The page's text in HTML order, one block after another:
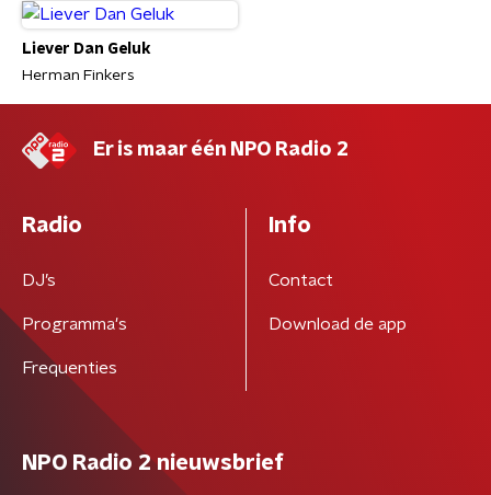
Liever Dan Geluk
Herman Finkers
Er is maar één NPO Radio 2
Radio
DJ’s
Programma's
Frequenties
Info
Contact
Download de app
NPO Radio 2 nieuwsbrief